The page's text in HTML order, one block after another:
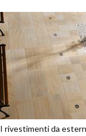
I rivestimenti da